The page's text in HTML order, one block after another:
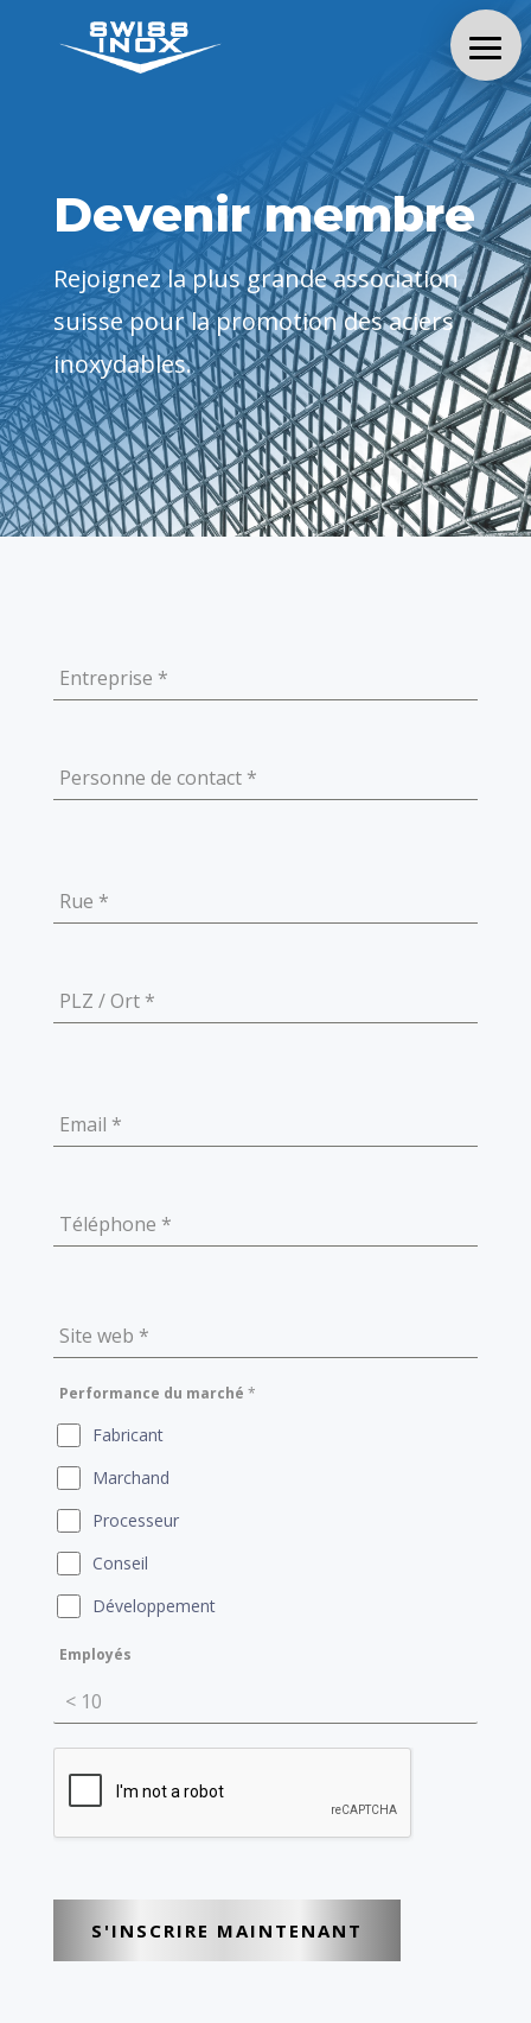
Devenir membre
Rejoignez la plus grande association
suisse pour la promotion des aciers
inoxydables.
Entreprise *
Personne de contact *
Rue *
PLZ / Ort *
Email *
Téléphone *
Site web *
Performance du marché *
Fabricant
Marchand
Processeur
Conseil
Développement
Employés
< 10
S'INSCRIRE MAINTENANT